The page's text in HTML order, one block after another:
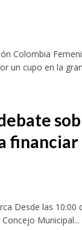
y sostenible con
Colombia
un cupo en la
financiar
Desde las 10:00
Municipal...